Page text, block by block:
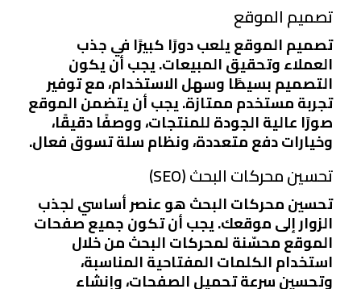
تصميم الموقع
تصميم الموقع يلعب دورًا كبيرًا في جذب
العملاء وتحقيق المبيعات. يجب أن يكون
التصميم بسيطًا وسهل الاستخدام، مع توفير
تجربة مستخدم ممتازة. يجب أن يتضمن الموقع
صورًا عالية الجودة للمنتجات، ووصفًا دقيقًا،
وخيارات دفع متعددة، ونظام سلة تسوق فعال.
تحسين محركات البحث (SEO)
تحسين محركات البحث هو عنصر أساسي لجذب
الزوار إلى موقعك. يجب أن تكون جميع صفحات
الموقع محسّنة لمحركات البحث من خلال
استخدام الكلمات المفتاحية المناسبة،
وتحسين سرعة تحميل الصفحات، وإنشاء